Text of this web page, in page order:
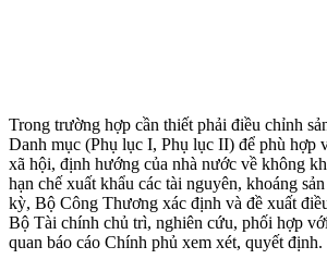
Trong trường hợp cần thiết phải điều chỉnh
Danh mục (Phụ lục I, Phụ lục II) để phù hợp
xã hội, định hướng của nhà nước về không
hạn chế xuất khẩu các tài nguyên, khoáng
kỳ, Bộ Công Thương xác định và đề xuất
Bộ Tài chính chủ trì, nghiên cứu, phối hợp
quan báo cáo Chính phủ xem xét, quyết định.